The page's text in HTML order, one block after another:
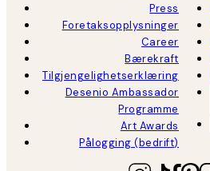
Press
Foretaksopplysninger
Career
Bærekraft
Tilgjengelighetserklæring
Desenio Ambassador
Programme
Art Awards
Pålogging (bedrift)